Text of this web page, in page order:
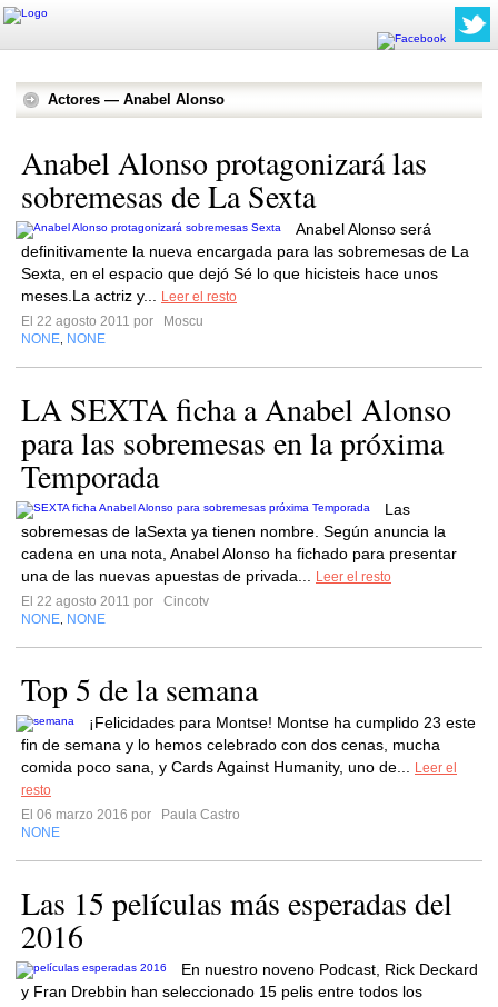
Actores — Anabel Alonso
Anabel Alonso protagonizará las
sobremesas de La Sexta
Anabel Alonso será
definitivamente la nueva encargada para las sobremesas de La
Sexta, en el espacio que dejó Sé lo que hicisteis hace unos
meses.La actriz y...
Leer el resto
El 22 agosto 2011 por
Moscu
NONE NONE
LA SEXTA ficha a Anabel Alonso
para las sobremesas en la próxima
Temporada
Las
sobremesas de laSexta ya tienen nombre. Según anuncia la
cadena en una nota, Anabel Alonso ha fichado para presentar
una de las nuevas apuestas de privada...
Leer el resto
El 22 agosto 2011 por
Cincotv
NONE NONE
Top 5 de la semana
¡Felicidades para Montse! Montse ha cumplido 23 este
fin de semana y lo hemos celebrado con dos cenas, mucha
comida poco sana, y Cards Against Humanity, uno de...
Leer el
resto
El 06 marzo 2016 por
Paula Castro
NONE
Las 15 películas más esperadas del
2016
En nuestro noveno Podcast, Rick Deckard
y Fran Drebbin han seleccionado 15 pelis entre todos los